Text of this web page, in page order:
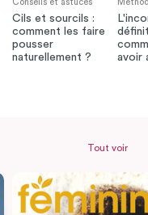
Conseils et astuces
Cils et sourcils :
comment les faire
pousser
naturellement ?
avoir
Tout voir